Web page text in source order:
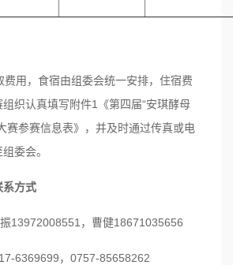
用，食宿由组委会统一安排，住宿费
织认真填写附件1《第四届“安琪酵母
赛参赛信息表》，并及时通过传真或电
委会。
系方式
13972008551，曹健18671035656
6369699，0757-85658262